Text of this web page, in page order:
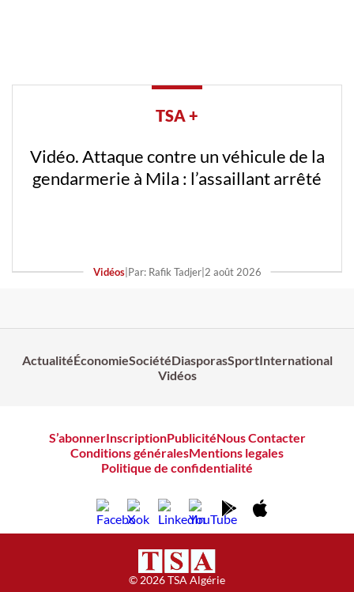
TSA +
Vidéo. Attaque contre un véhicule de la
gendarmerie à Mila : l’assaillant arrêté
Vidéos| Par: Rafik Tadjer| 2 août 2026
ActualitéÉconomieSociétéDiasporasSportInternational
Vidéos
S’abonnerInscriptionPublicitéNous Contacter
Conditions généralesMentions legales
Politique de confidentialité
© 2026 TSA Algérie